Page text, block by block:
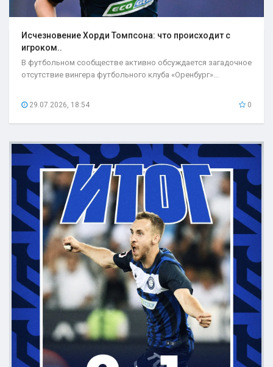
Исчезновение Хорди Томпсона: что происходит с
игроком..
В футбольном сообществе активно обсуждается загадочное
отсутствие вингера футбольного клуба «Оренбург»...
29.07.2026, 18:54 0